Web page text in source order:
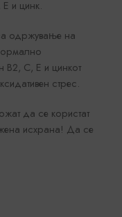
и цинк.
одржување на
B2, C, E и цинкот
стрес.
да се користат
исхрана! Да се